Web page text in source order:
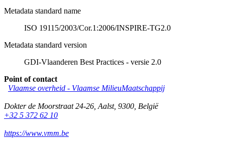
Metadata standard name
ISO 19115/2003/Cor.1:2006/INSPIRE-TG2.0
Metadata standard version
GDI-Vlaanderen Best Practices - versie 2.0
Point of contact
Vlaamse overheid - Vlaamse MilieuMaatschappij
Dokter de Moorstraat 24-26 Aalst, 9300 België
+32 5 372 62 10
https://www.vmm.be